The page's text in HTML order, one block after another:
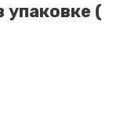
упаковке (